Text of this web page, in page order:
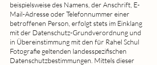
beispielsweise des Namens, der Anschrift, E-
Mail-Adresse oder Telefonnummer einer
betroffenen Person, erfolgt stets im Einklang
mit der Datenschutz-Grundverordnung und
in Übereinstimmung mit den für Rahel Schul
Fotografie geltenden landesspezifischen
Datenschutzbestimmungen. Mittels dieser